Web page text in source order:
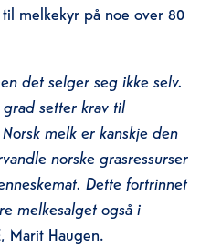
melkekyr på noe over 80
det selger seg ikke selv.
setter krav til
Norsk melk erkanskje den
norske grasressurser
. Dette fortrinnet
melkesalget også i
Marit Haugen.